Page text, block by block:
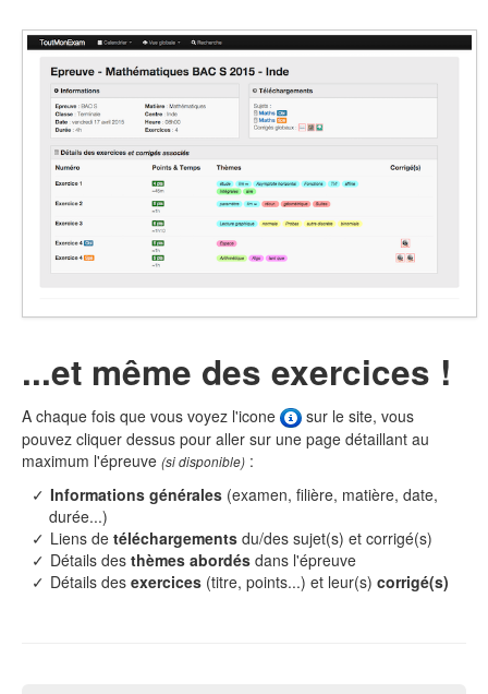
...et même des exercices !
A chaque fois que vous voyez l'icone
sur le site, vous
pouvez cliquer dessus pour aller sur une page détaillant au
maximum l'épreuve (si disponible) :
Informations générales (examen, filière, matière, date,
durée...)
Liens detéléchargements du/des sujet(s) et corrigé(s)
Détails desthèmes abordés dans l'épreuve
Détails desexercices (titre, points...) et leur(s)corrigé(s)